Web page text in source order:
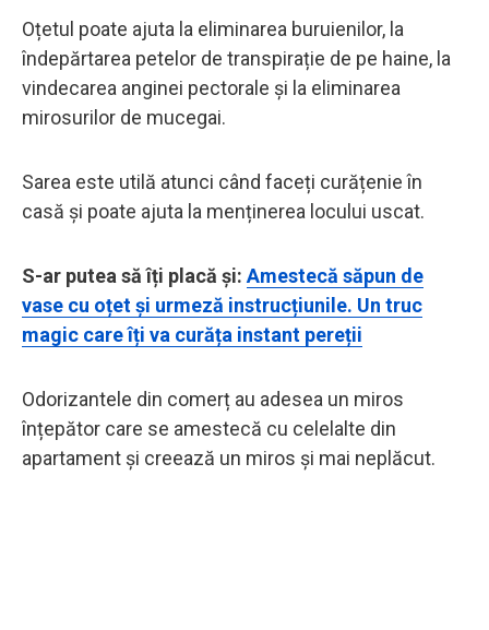
Oțetul poate ajuta la eliminarea buruienilor, la
îndepărtarea petelor de transpirație de pe haine, la
vindecarea anginei pectorale și la eliminarea
mirosurilor de mucegai.
Sarea este utilă atunci când faceți curățenie în
casă și poate ajuta la menținerea locului uscat.
S-ar putea să îți placă și: Amestecă săpun de
vase cu oțet și urmeză instrucțiunile. Un truc
magic care îți va curăța instant pereții
Odorizantele din comerț au adesea un miros
înțepător care se amestecă cu celelalte din
apartament și creează un miros și mai neplăcut.